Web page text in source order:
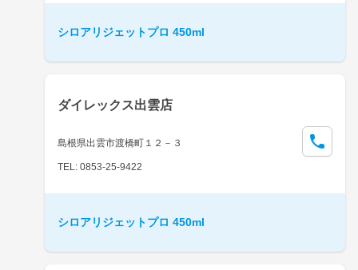
シロアリジェットプロ 450ml
ダイレックス出雲店
島根県出雲市渡橋町１２－３
TEL: 0853-25-9422
シロアリジェットプロ 450ml